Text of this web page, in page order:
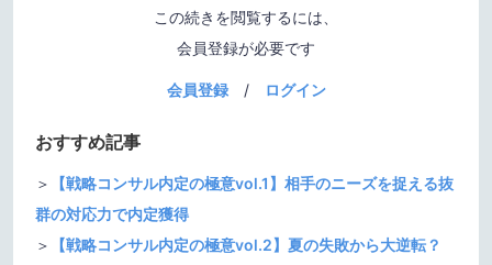
この続きを閲覧するには、
会員登録が必要です
会員登録/ ログイン
おすすめ記事
＞
【戦略コンサル内定の極意vol.1】相手のニーズを捉える抜
群の対応力で内定獲得
＞
【戦略コンサル内定の極意vol.2】夏の失敗から大逆転？